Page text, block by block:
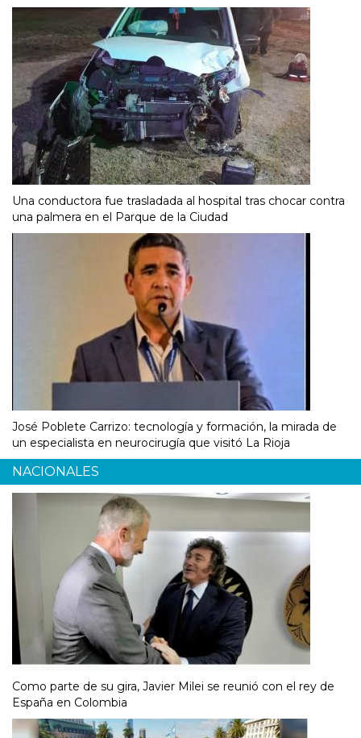
Una conductora fue trasladada al hospital tras chocar contra
una palmera en el Parque de la Ciudad
José Poblete Carrizo: tecnología y formación, la mirada de
un especialista en neurocirugía que visitó La Rioja
NACIONALES
Como parte de su gira, Javier Milei se reunió con el rey de
España en Colombia